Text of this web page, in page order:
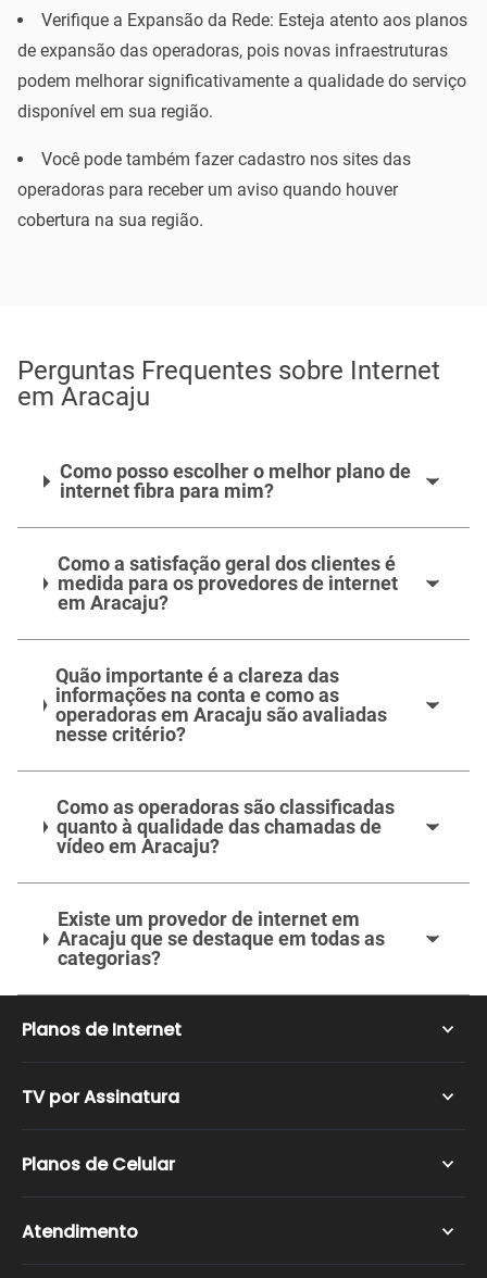
Verifique a Expansão da Rede: Esteja atento aos planos
de expansão das operadoras, pois novas infraestruturas
podem melhorar significativamente a qualidade do serviço
disponível em sua região.
Você pode também fazer cadastro nos sites das
operadoras para receber um aviso quando houver
cobertura na sua região.
Perguntas Frequentes sobre Internet
em Aracaju
Como posso escolher o melhor plano de
internet fibra para mim?
Como a satisfação geral dos clientes é
medida para os provedores de internet
em Aracaju?
Quão importante é a clareza das
informações na conta e como as
operadoras em Aracaju são avaliadas
nesse critério?
Como as operadoras são classificadas
quanto à qualidade das chamadas de
vídeo em Aracaju?
Existe um provedor de internet em
Aracaju que se destaque em todas as
categorias?
Planos de Internet
Internet Rural
NET Internet
SKY Internet
TV por Assinatura
Claro TV
Vivo TV
Planos de Celular
NET Celular
Atendimento